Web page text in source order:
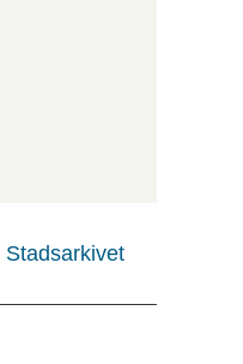
Stadsarkivet